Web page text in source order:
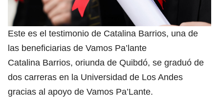
Este es el testimonio de Catalina Barrios, una de
las beneficiarias de Vamos Pa’lante
Catalina Barrios, oriunda de Quibdó, se graduó de
dos carreras en la Universidad de Los Andes
gracias al apoyo de Vamos Pa’Lante.